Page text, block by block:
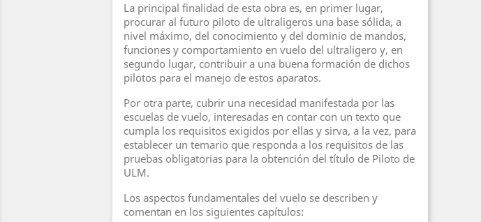
La principal finalidad de esta obra es, en primer lugar,
procurar al futuro piloto de ultraligeros una base sólida, a
nivel máximo, del conocimiento y del dominio de mandos,
funciones y comportamiento en vuelo del ultraligero y, en
segundo lugar, contribuir a una buena formación de dichos
pilotos para el manejo de estos aparatos.
Por otra parte, cubrir una necesidad manifestada por las
escuelas de vuelo, interesadas en contar con un texto que
cumpla los requisitos exigidos por ellas y sirva, a la vez, para
establecer un temario que responda a los requisitos de las
pruebas obligatorias para la obtención del título de Piloto de
ULM.
Los aspectos fundamentales del vuelo se describen y
comentan en los siguientes capítulos: